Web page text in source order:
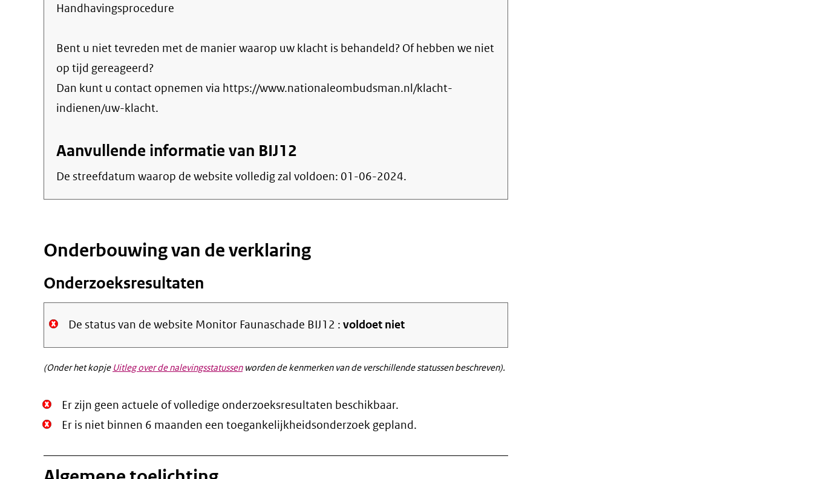
Handhavingsprocedure
Bent u niet tevreden met de manier waarop uw klacht is behandeld? Of hebben we niet
op tijd gereageerd?
Dan kunt u contact opnemen via https://www.nationaleombudsman.nl/klacht-
indienen/uw-klacht.
Aanvullende informatie van BIJ12
De streefdatum waarop de website volledig zal voldoen: 01-06-2024.
Onderbouwing van de verklaring
Onderzoeksresultaten
De status van de website Monitor Faunaschade BIJ12 : voldoet niet
(Onder het kopje Uitleg over de nalevingsstatussenworden de kenmerken van de verschillende statussen beschreven).
Niet
Oké.
Er zijn geen actuele of volledige onderzoeksresultaten beschikbaar.
Niet
Er is niet binnen 6 maanden een toegankelijkheidsonderzoek gepland.